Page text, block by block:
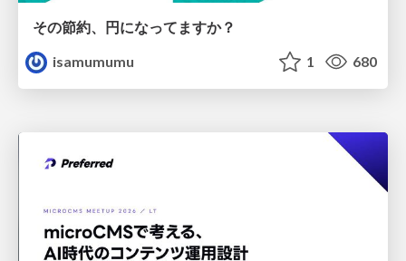
その節約、円になってますか？
isamumumu
1 680